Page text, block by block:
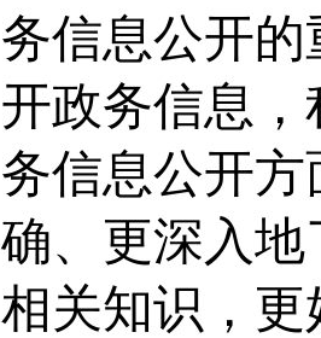
务信息公开
开政务信息
务信息公开
确、更深入
相关知识，